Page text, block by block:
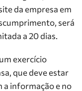
da empresa em
será
a 20 dias.
exercício
que deve estar
a informação e no